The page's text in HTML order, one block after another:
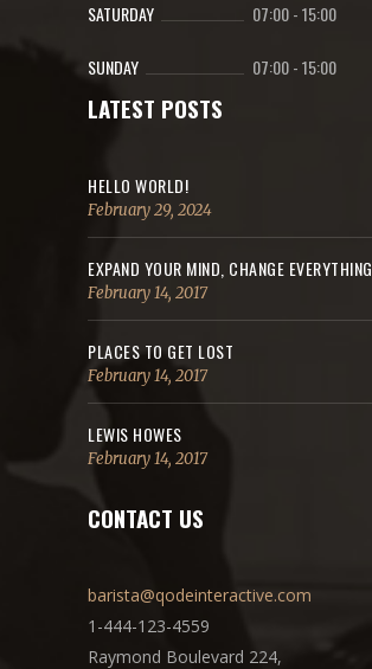
SATURDAY 07:00-15:00
SUNDAY 07:00-15:00
LATEST POSTS
HELLO WORLD!
February 29, 2024
EXPAND YOUR MIND, CHANGE EVERYTHING
February 14, 2017
PLACES TO GET LOST
February 14, 2017
LEWIS HOWES
February 14, 2017
CONTACT US
barista@qodeinteractive.com
1-444-123-4559
Raymond Boulevard 224,